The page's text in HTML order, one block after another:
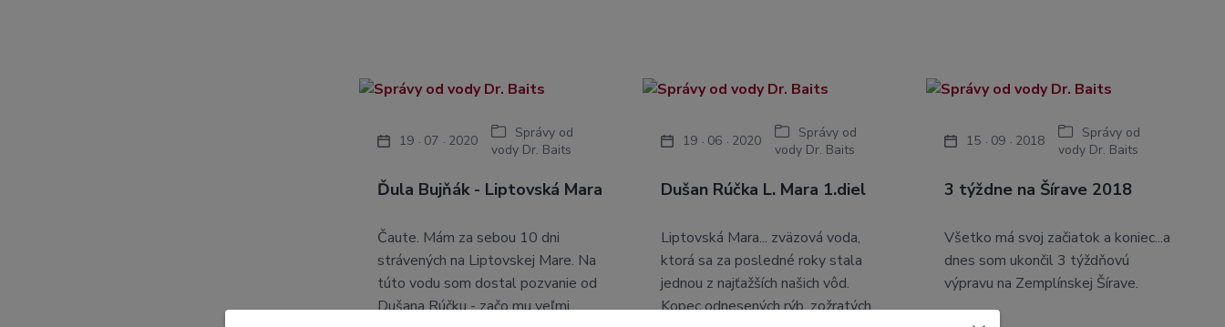
Ďula Bujňák - Liptovská Mara
19 07 2020
Správy od
vody Dr. Baits
Čaute. Mám za sebou 10 dni
strávených na Liptovskej Mare. Na
túto vodu som dostal pozvanie od
Dušana Rúčku - začo mu veľmi
Dušan Rúčka L. Mara 1.diel
19 06 2020
Správy od
vody Dr. Baits
Liptovská Mara... zväzová voda,
ktorá sa za posledné roky stala
jednou z najťažších našich vôd.
Kopec odnesených rýb, zožratých,
3 týždne na Šírave 2018
15 09 2018
Správy od
vody Dr. Baits
Všetko má svoj začiatok a koniec...a
dnes som ukončil 3 týždňovú
výpravu na Zemplínskej Šírave.